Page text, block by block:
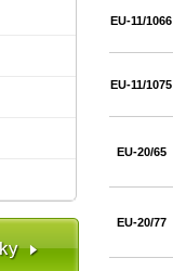
EU-11/1066
EU-11/1075
EU-20/65
EU-20/77